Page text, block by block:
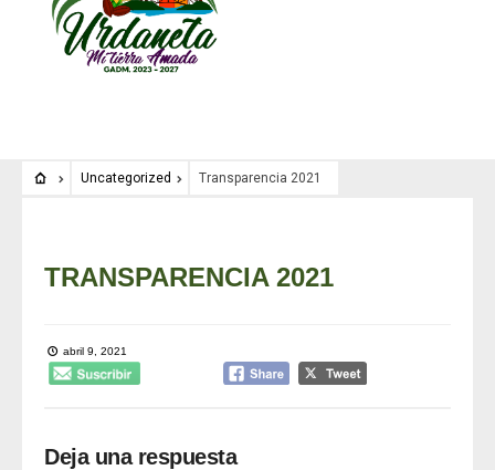
Uncategorized Transparencia 2021
TRANSPARENCIA 2021
abril 9, 2021
Deja una respuesta